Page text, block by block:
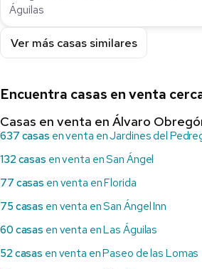
Águilas
Ver más casas similares
Encuentra casas en venta
Casas en venta en Álvaro
637 casas en venta en Jardines del
132 casas en venta en San Ángel
77 casas en venta en Florida
75 casas en venta en San Ángel Inn
60 casas en venta en Las Águilas
52 casas en venta en Paseo de las Lomas